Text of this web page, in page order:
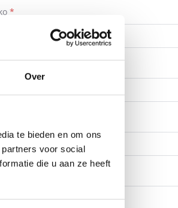
Over
te bieden en om ons
voor social
die u aan ze heeft
*